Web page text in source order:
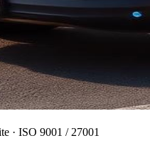
· ISO 9001 / 27001